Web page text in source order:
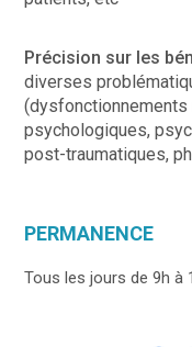
Précision sur les
diverses
psychologiques,
post-traumatiques,
PERMANENCE
Tous les jours de 9h à